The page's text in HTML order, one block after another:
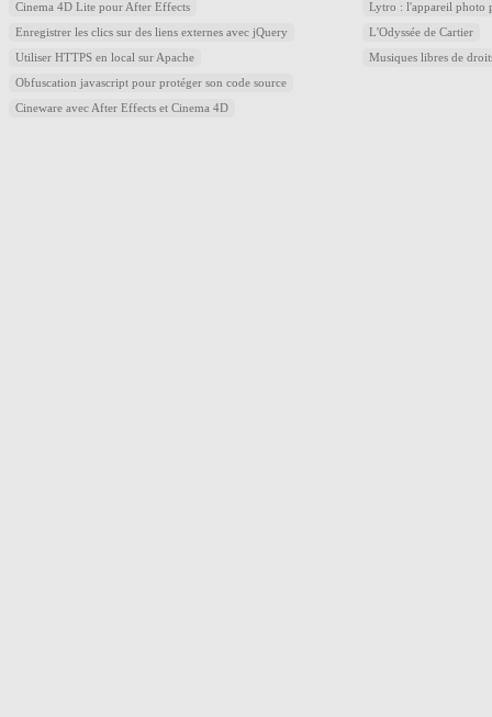
Cinema 4D Lite pour After Effects
Enregistrer les clics sur des liens externes avec jQuery
Utiliser HTTPS en local sur Apache
Obfuscation javascript pour protéger son code source
Cineware avec After Effects et Cinema 4D
Lytro : l'appareil photo
L'Odyssée de Cartier
Musiques libres de